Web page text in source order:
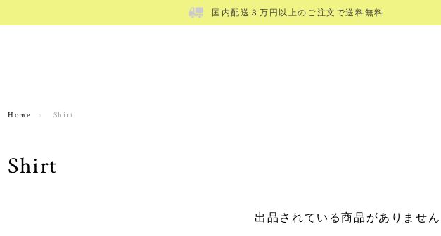
国内配送３万円以上のご注文で送料無料
Home Shirt
Shirt
出品されている商品がありませ